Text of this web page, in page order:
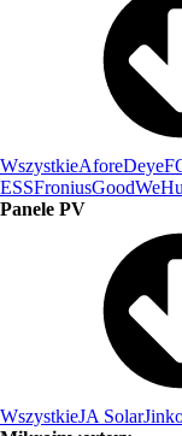
WszystkieAforeDeye
ESSFroniusGoodWe
Panele PV
WszystkieJA Solar